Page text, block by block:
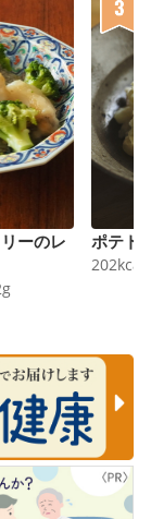
ーのレ
g
ポテト
202kcal